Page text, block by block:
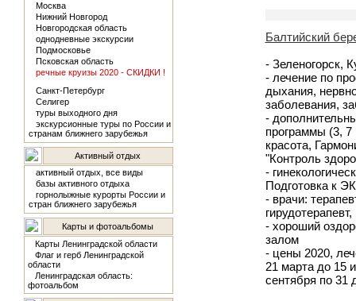
Москва
Нижний Новгород
Новгородская область
однодневные экскурсии
Подмосковье
Псковская область
речные круизы 2020 - СКИДКИ !
Санкт-Петербург
Селигер
туры выходного дня
экскурсионные туры по России и
странам ближнего зарубежья
Активный отдых
активный отдых, все виды
базы активного отдыха
горнолыжные курорты России и
стран ближнего зарубежья
Карты и фотоальбомы
Карты Ленинградской области
Флаг и герб Ленинградской
области
Ленинградская область:
фотоальбом
Балтийский
- Зеленогорск,
- лечение по
дыхания,
заболевания,
-
программы (3, 7
красота,
"Контроль
-
Подготовка к
- врачи:
- хороший
залом
- цены 2020,
21 марта до 15
сентября по 31